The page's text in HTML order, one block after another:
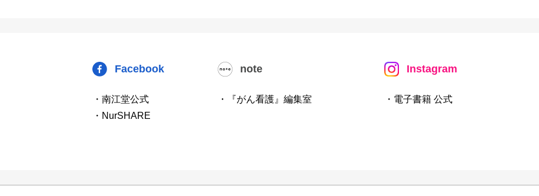
Facebook
・南江堂公式
・NurSHARE
note
・『がん看護』編集室
Instagram
・電子書籍 公式